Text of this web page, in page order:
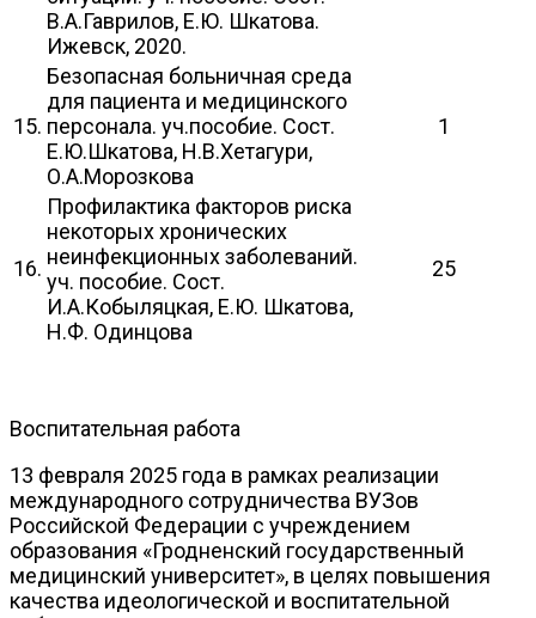
В.А.Гаврилов, Е.Ю. Шкатова.
Ижевск, 2020.
15.
Безопасная больничная среда
для пациента и медицинского
персонала. уч.пособие. Сост.
Е.Ю.Шкатова, Н.В.Хетагури,
О.А.Морозкова
1
16.
Профилактика факторов риска
некоторых хронических
неинфекционных заболеваний.
уч. пособие. Сост.
И.А.Кобыляцкая, Е.Ю. Шкатова,
Н.Ф. Одинцова
25
Воспитательная работа
13 февраля 2025 года в рамках реализации
международного сотрудничества ВУЗов
Российской Федерации с учреждением
образования «Гродненский государственный
медицинский университет», в целях повышения
качества идеологической и воспитательной